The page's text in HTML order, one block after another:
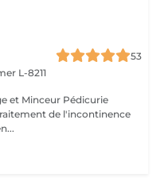
53
L-8211
et Minceur Pédicurie
de l'incontinence